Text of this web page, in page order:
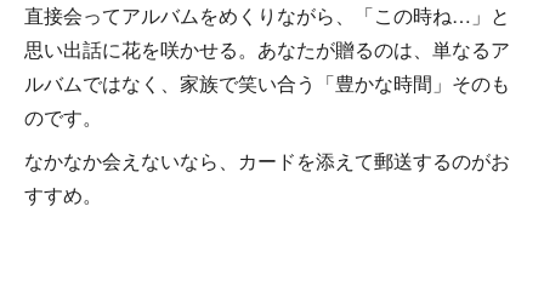
直接会ってアルバムをめくりながら、「この時ね…」と
思い出話に花を咲かせる。あなたが贈るのは、単なるア
ルバムではなく、家族で笑い合う「豊かな時間」そのも
のです。
なかなか会えないなら、カードを添えて郵送するのがお
すすめ。